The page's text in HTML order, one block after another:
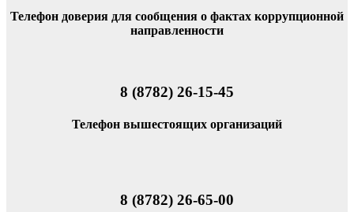
Телефон доверия для сообщения о фактах коррупционной
направленности
8 (8782) 26-15-45
Телефон вышестоящих организаций
8 (8782) 26-65-00